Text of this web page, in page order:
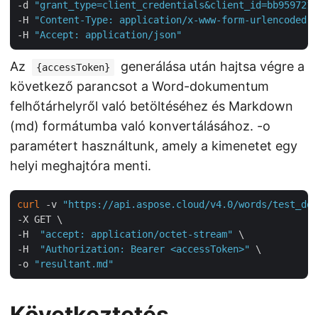
-d
"grant_type=client_credentials&client_id=bb959721-
-H
"Content-Type: application/x-www-form-urlencoded"
-H
"Accept: application/json"
Az {accessToken}
generálása után hajtsa végre a
következő parancsot a Word-dokumentum
felhőtárhelyről való betöltéséhez és Markdown
(md) formátumba való konvertálásához. -o
paramétert használtunk, amely a kimenetet egy
helyi meghajtóra menti.
curl -v
"https://api.aspose.cloud/v4.0/words/
-X GET \
-H
"accept: application/octet-stream"
\
-H
"Authorization: Bearer <accessToken>"
\
-o
"resultant.md"